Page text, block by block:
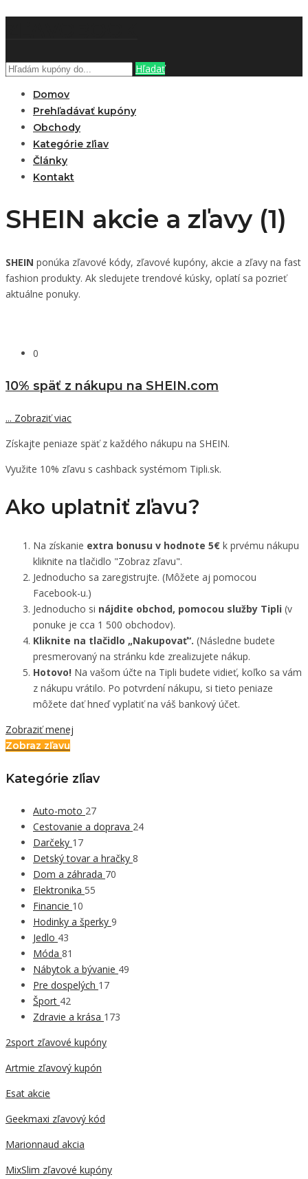
Hľadať
Domov
Prehľadávať kupóny
Obchody
Kategórie zľiav
Články
Kontakt
SHEIN akcie a zľavy (1)
SHEIN ponúka zľavové kódy, zľavové kupóny, akcie a zľavy na fast
fashion produkty. Ak sledujete trendové kúsky, oplatí sa pozrieť
aktuálne ponuky.
0
10% späť z nákupu na SHEIN.com
... Zobraziť viac
Získajte peniaze späť z každého nákupu na SHEIN.
Využite 10% zľavu s cashback systémom Tipli.sk.
Ako uplatniť zľavu?
Na získanie extra bonusu v hodnote 5€ k prvému nákupu
kliknite na tlačidlo "Zobraz zľavu".
Jednoducho sa zaregistrujte. (Môžete aj pomocou
Facebook-u.)
Jednoducho si nájdite obchod, pomocou služby Tipli (v
ponuke je cca 1 500 obchodov).
Kliknite na tlačidlo „Nakupovať“. (Následne budete
presmerovaný na stránku kde zrealizujete nákup.
Hotovo! Na vašom účte na Tipli budete vidieť, koľko sa vám
z nákupu vrátilo. Po potvrdení nákupu, si tieto peniaze
môžete dať hneď vyplatiť na váš bankový účet.
Zobraziť menej
Zobraz zľavu
Kategórie zľiav
Auto-moto 27
Cestovanie a doprava 24
Darčeky 17
Detský tovar a hračky 8
Dom a záhrada 70
Elektronika 55
Financie 10
Hodinky a šperky 9
Jedlo 43
Móda 81
Nábytok a bývanie 49
Pre dospelých 17
Šport 42
Zdravie a krása 173
2sport zľavové kupóny
Artmie zľavový kupón
Esat akcie
Geekmaxi zľavový kód
Marionnaud akcia
MixSlim zľavové kupóny